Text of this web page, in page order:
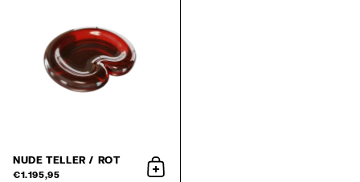
NUDE TELLER / ROT
€1.195,95 In den Warenkorb